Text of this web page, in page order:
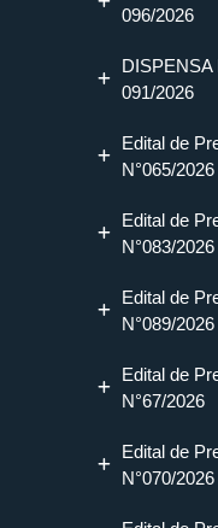
096/2026
DISPENSA
091/2026
Edital de
N°065/2026
Edital de
N°083/2026
Edital de
N°089/2026
Edital de
N°67/2026
Edital de
N°070/2026